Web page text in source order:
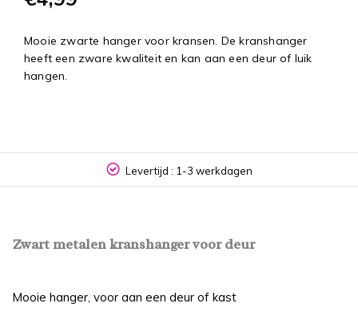
Mooie zwarte hanger voor kransen. De kranshanger
heeft een zware kwaliteit en kan aan een deur of luik
hangen.
Levertijd : 1-3 werkdagen
Zwart metalen kranshanger voor deur
Mooie hanger, voor aan een deur of kast